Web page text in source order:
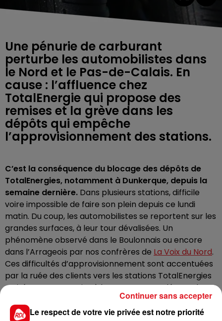
Une pénurie de carburant
perturbe les automobilistes dans
le Nord et le Pas-de-Calais. En
cause : l’affluence chez
TotalEnergie qui propose des
remises et la grève dans les
dépôts qui empêche
l’approvisionnement des stations.
C’est la conséquence du blocage des dépôts de
TotalEnergies, notamment à Dunkerque, depuis la
semaine dernière. Dans plusieurs stations, difficile
voire impossible de faire son plein depuis ce lundi
matin. Du coup, les automobilistes se reportent sur les
grandes surfaces, à leur tour dévalisées. Un
phénomène observé dans le Boulonnais ou encore
dans l’Arrageois par nos confrères de La Voix du Nord.
Ces difficultés d’approvisionnement sont accentuées
par la ruée des clients vers les stations TotalEnergies
attirés parune remise à la pompeaccordée par le
groupe afin de limiter les hausses de prix (+ 30% de
fréquentation en septembre).
Le respect de votre vie privée est notre priorité
Continuer sans accepter